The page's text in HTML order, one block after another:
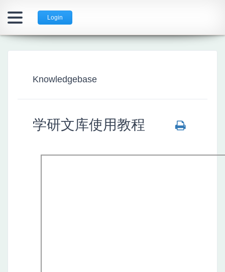
Login
Knowledgebase
学研文库使用教程